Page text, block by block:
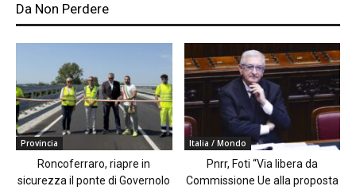
Da Non Perdere
Provincia
Roncoferraro, riapre in
sicurezza il ponte di Governolo
Italia / Mondo
Pnrr, Foti “Via libera da
Commissione Ue alla proposta